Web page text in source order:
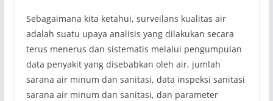
Sebagaimana kita ketahui, surveilans kualitas air
adalah suatu upaya analisis yang dilakukan secara
terus menerus dan sistematis melalui pengumpulan
data penyakit yang disebabkan oleh air, jumlah
sarana air minum dan sanitasi, data inspeksi sanitasi
sarana air minum dan sanitasi, dan parameter